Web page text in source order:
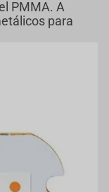
PMMA. A
para